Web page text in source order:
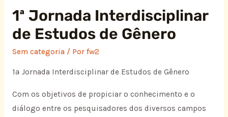
1ª Jornada Interdisciplinar
de Estudos de Gênero
Sem categoria/ Por fw2
1ª Jornada Interdisciplinar de Estudos de Gênero
Com os objetivos de propiciar o conhecimento e o
diálogo entre os pesquisadores dos diversos campos